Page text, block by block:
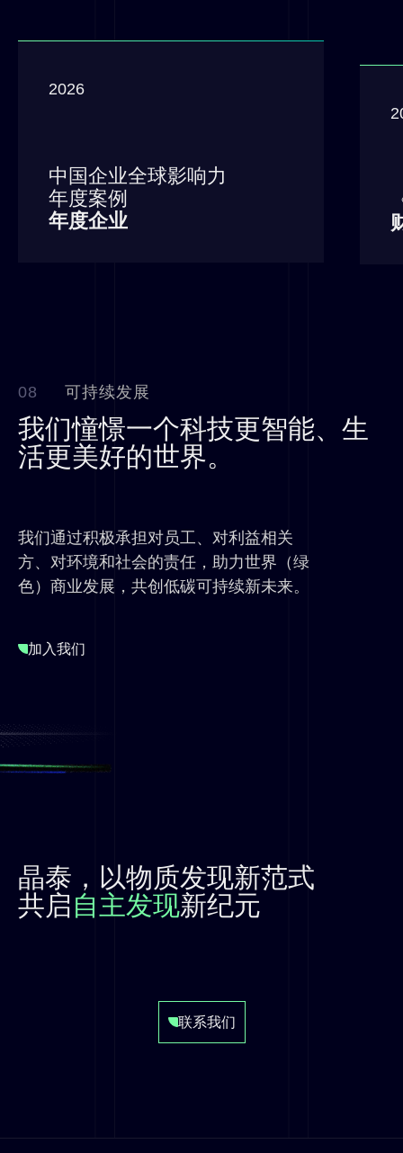
2026
中国企业全球影响力
年度案例
年度企业
08 可持续发展
我们憧憬一个科技更智能、生
活更美好的世界。
我们通过积极承担对员工、对利益相关
方、对环境和社会的责任，助力世界（绿
色）商业发展，共创低碳可持续新未来。
加入我们
晶泰，以物质发现新范式
共启自主发现新纪元
联系我们